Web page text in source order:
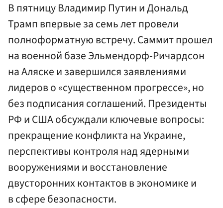
В пятницу Владимир Путин и Дональд
Трамп впервые за семь лет провели
полноформатную встречу. Саммит прошел
на военной базе Эльмендорф-Ричардсон
на Аляске и завершился заявлениями
лидеров о «существенном прогрессе», но
без подписания соглашений. Президенты
РФ и США обсуждали ключевые вопросы:
прекращение конфликта на Украине,
перспективы контроля над ядерными
вооружениями и восстановление
двусторонних контактов в экономике и
в сфере безопасности.